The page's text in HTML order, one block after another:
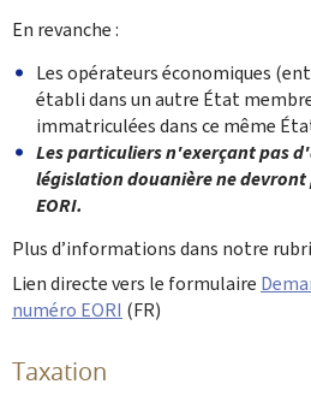
En revanche :
Les opérateurs économiques
établi dans un autre État
immatriculées dans ce même
Les particuliers n'exerçant pas
législation douanière ne
EORI.
Plus d’informations dans notre
Lien directe vers le formulaire
numéro EORI (FR)
Taxation